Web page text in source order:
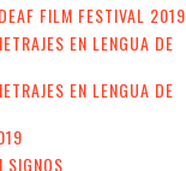
FILM FESTIVAL 2019
EN LENGUA DE
EN LENGUA DE
SIGNOS